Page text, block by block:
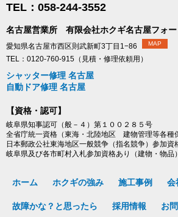
TEL：058-244-3552
名古屋営業所 有限会社ホクギ名古屋フォー
愛知県名古屋市西区則武新町3丁目1−86 MAP
TEL：0120-760-915（見積・修理依頼用）
シャッター修理 名古屋
自動ドア修理 名古屋
【資格・認可】
岐阜県知事認可（般－４）第１００２８５号
全省庁統一資格（東海・北陸地区 建物管理等各種
日本郵政公社東海地区一般競争（指名競争）参加資
岐阜県及び各市町村入札参加資格あり（建物・物品）
ホーム ホクギの強み 施工事例 会
故障かな？と思ったら 採用情報 お